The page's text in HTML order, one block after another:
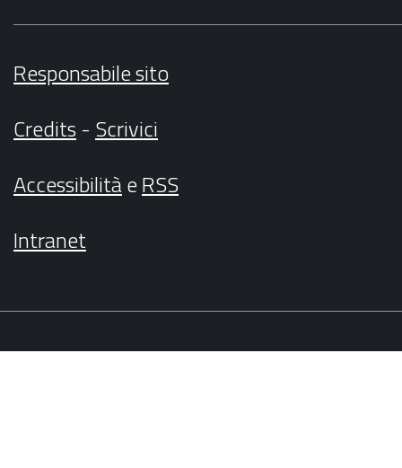
Responsabile sito
Credits- Scrivici
AccessibilitàeRSS
Intranet